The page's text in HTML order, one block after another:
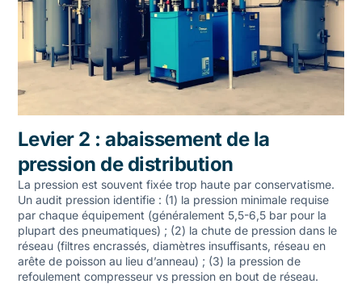
Levier 2 : abaissement de la
pression de distribution
La pression est souvent fixée trop haute par conservatisme.
Un audit pression identifie : (1) la pression minimale requise
par chaque équipement (généralement 5,5-6,5 bar pour la
plupart des pneumatiques) ; (2) la chute de pression dans le
réseau (filtres encrassés, diamètres insuffisants, réseau en
arête de poisson au lieu d’anneau) ; (3) la pression de
refoulement compresseur vs pression en bout de réseau.